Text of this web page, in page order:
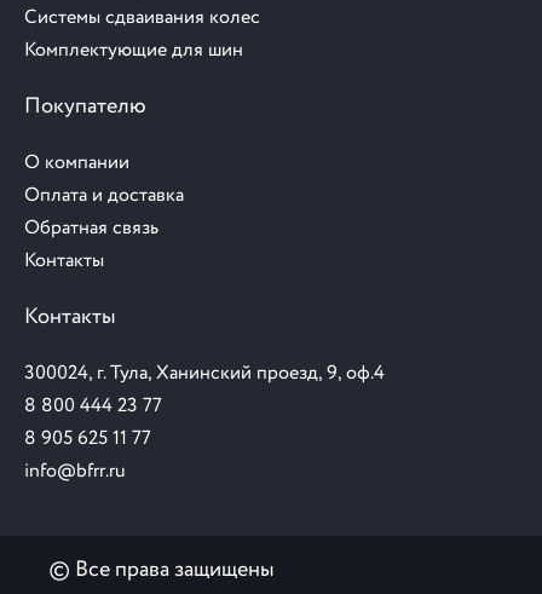
Системы сдваивания колес
Комплектующие для шин
Покупателю
О компании
Оплата и доставка
Обратная связь
Контакты
Контакты
300024, г. Тула, Ханинский проезд, 9, оф.4
8 800 444 23 77
8 905 625 11 77
info@bfrr.ru
© Все права защищены